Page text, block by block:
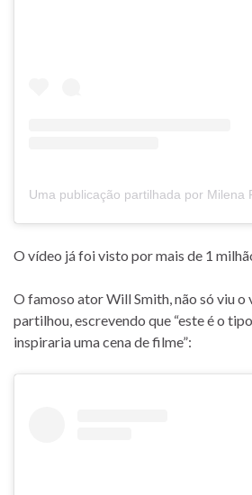
O vídeo já foi visto por mais de 1
O famoso ator Will Smith, não só viu o
partilhou, escrevendo que “este é o
inspiraria uma cena de filme”: